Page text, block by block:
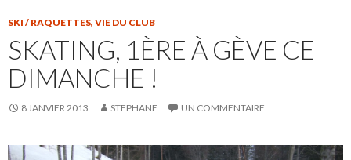
SKI / RAQUETTES, VIE DU CLUB
SKATING, 1ÈRE À GÈVE CE
DIMANCHE !
8 JANVIER 2013 STEPHANE UN COMMENTAIRE